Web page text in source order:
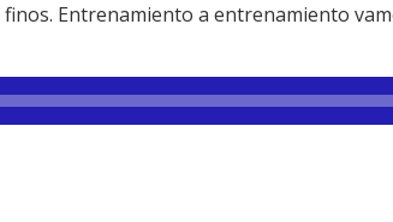
Entrenamiento a entrenamiento